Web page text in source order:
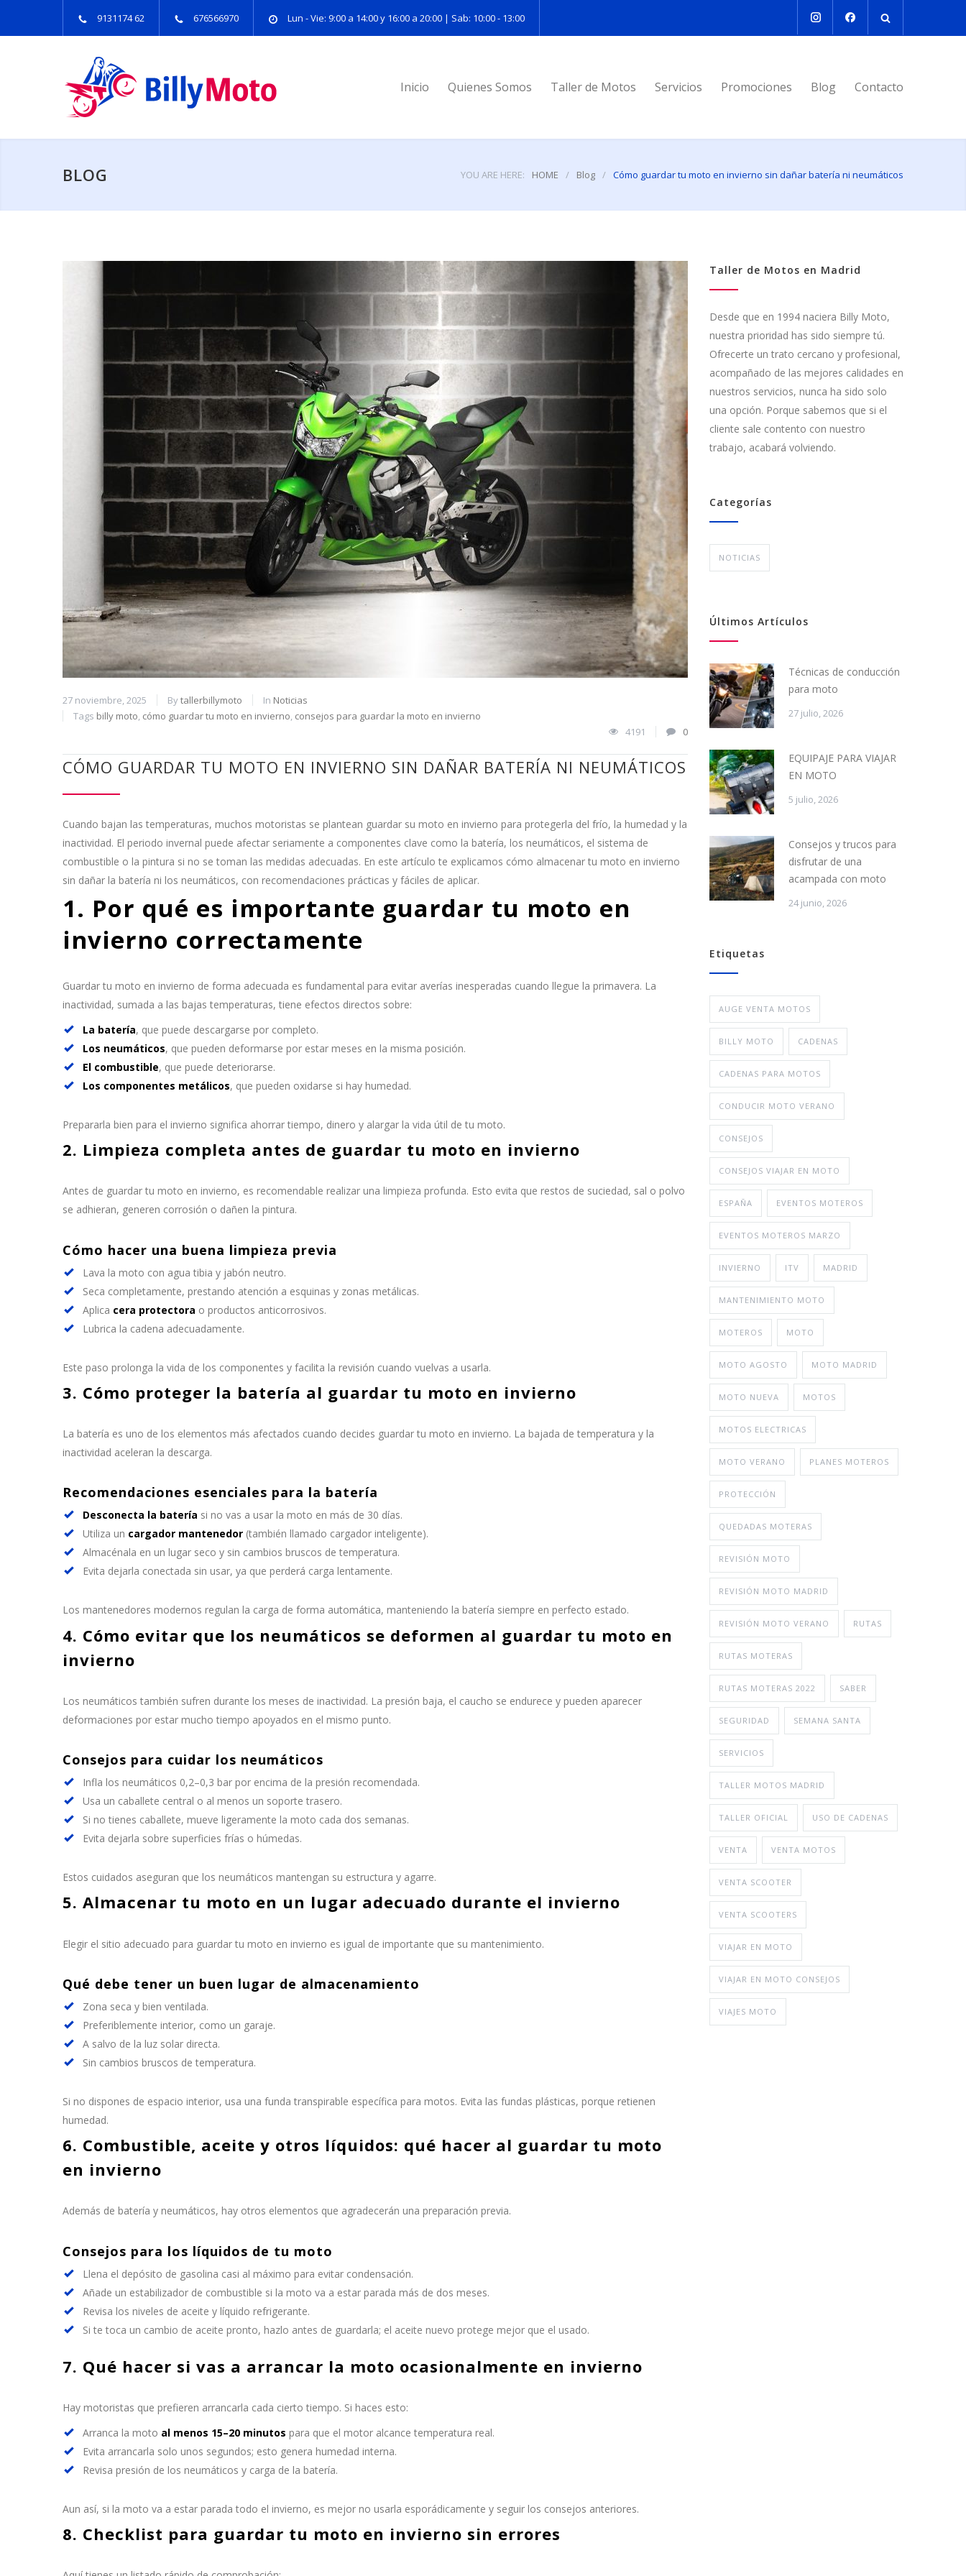
9131174 62 676566970 Lun - Vie: 9:00 a 14:00 y 16:00 a 20:00 | Sab: 10:00 - 13:00
Inicio Quienes Somos Taller de Motos Servicios Promociones Blog Contacto
BLOG YOU ARE HERE: HOME / Blog / Cómo guardar tu moto en invierno sin dañar batería ni neumáticos
27 noviembre, 2025 Bytallerbillymoto In Noticias
Tags billy moto, cómo guardar tu moto en invierno, consejos para guardar la moto en invierno
4191
0
CÓMO GUARDAR TU MOTO EN INVIERNO SIN DAÑAR BATERÍA NI NEUMÁTICOS
Cuando bajan las temperaturas, muchos motoristas se plantean guardar su moto en invierno para protegerla del frío, la humedad y la
inactividad. El periodo invernal puede afectar seriamente a componentes clave como la batería, los neumáticos, el sistema de
combustible o la pintura si no se toman las medidas adecuadas. En este artículo te explicamos cómo almacenar tu moto en invierno
sin dañar la batería ni los neumáticos, con recomendaciones prácticas y fáciles de aplicar.
1. Por qué es importante guardar tu moto en
invierno correctamente
Guardar tu moto en invierno de forma adecuada es fundamental para evitar averías inesperadas cuando llegue la primavera. La
inactividad, sumada a las bajas temperaturas, tiene efectos directos sobre:
La batería, que puede descargarse por completo.
Los neumáticos, que pueden deformarse por estar meses en la misma posición.
El combustible, que puede deteriorarse.
Los componentes metálicos, que pueden oxidarse si hay humedad.
Prepararla bien para el invierno significa ahorrar tiempo, dinero y alargar la vida útil de tu moto.
2. Limpieza completa antes de guardar tu moto en invierno
Antes de guardar tu moto en invierno, es recomendable realizar una limpieza profunda. Esto evita que restos de suciedad, sal o polvo
se adhieran, generen corrosión o dañen la pintura.
Cómo hacer una buena limpieza previa
Lava la moto con agua tibia y jabón neutro.
Seca completamente, prestando atención a esquinas y zonas metálicas.
Aplica cera protectora o productos anticorrosivos.
Lubrica la cadena adecuadamente.
Este paso prolonga la vida de los componentes y facilita la revisión cuando vuelvas a usarla.
3. Cómo proteger la batería al guardar tu moto en invierno
La batería es uno de los elementos más afectados cuando decides guardar tu moto en invierno. La bajada de temperatura y la
inactividad aceleran la descarga.
Recomendaciones esenciales para la batería
Desconecta la batería si no vas a usar la moto en más de 30 días.
Utiliza un cargador mantenedor (también llamado cargador inteligente).
Almacénala en un lugar seco y sin cambios bruscos de temperatura.
Evita dejarla conectada sin usar, ya que perderá carga lentamente.
Los mantenedores modernos regulan la carga de forma automática, manteniendo la batería siempre en perfecto estado.
4. Cómo evitar que los neumáticos se deformen al guardar tu moto en
invierno
Los neumáticos también sufren durante los meses de inactividad. La presión baja, el caucho se endurece y pueden aparecer
deformaciones por estar mucho tiempo apoyados en el mismo punto.
Consejos para cuidar los neumáticos
Infla los neumáticos 0,2–0,3 bar por encima de la presión recomendada.
Usa un caballete central o al menos un soporte trasero.
Si no tienes caballete, mueve ligeramente la moto cada dos semanas.
Evita dejarla sobre superficies frías o húmedas.
Estos cuidados aseguran que los neumáticos mantengan su estructura y agarre.
5. Almacenar tu moto en un lugar adecuado durante el invierno
Elegir el sitio adecuado para guardar tu moto en invierno es igual de importante que su mantenimiento.
Qué debe tener un buen lugar de almacenamiento
Zona seca y bien ventilada.
Preferiblemente interior, como un garaje.
A salvo de la luz solar directa.
Sin cambios bruscos de temperatura.
Si no dispones de espacio interior, usa una funda transpirable específica para motos. Evita las fundas plásticas, porque retienen
humedad.
6. Combustible, aceite y otros líquidos: qué hacer al guardar tu moto
en invierno
Además de batería y neumáticos, hay otros elementos que agradecerán una preparación previa.
Consejos para los líquidos de tu moto
Llena el depósito de gasolina casi al máximo para evitar condensación.
Añade un estabilizador de combustible si la moto va a estar parada más de dos meses.
Revisa los niveles de aceite y líquido refrigerante.
Si te toca un cambio de aceite pronto, hazlo antes de guardarla; el aceite nuevo protege mejor que el usado.
7. Qué hacer si vas a arrancar la moto ocasionalmente en invierno
Hay motoristas que prefieren arrancarla cada cierto tiempo. Si haces esto:
Arranca la moto al menos 15–20 minutos para que el motor alcance temperatura real.
Evita arrancarla solo unos segundos; esto genera humedad interna.
Revisa presión de los neumáticos y carga de la batería.
Aun así, si la moto va a estar parada todo el invierno, es mejor no usarla esporádicamente y seguir los consejos anteriores.
8. Checklist para guardar tu moto en invierno sin errores
Taller de Motos en Madrid
Desde que en 1994 naciera Billy Moto,
nuestra prioridad has sido siempre tú.
Ofrecerte un trato cercano y profesional,
acompañado de las mejores calidades en
nuestros servicios, nunca ha sido solo
una opción. Porque sabemos que si el
cliente sale contento con nuestro
trabajo, acabará volviendo.
Categorías
NOTICIAS
Últimos Artículos
Técnicas de conducción
para moto
27 julio, 2026
EQUIPAJE PARA VIAJAR
EN MOTO
5 julio, 2026
Consejos y trucos para
disfrutar de una
acampada con moto
24 junio, 2026
Etiquetas
AUGE VENTA MOTOS
BILLY MOTO CADENAS
CADENAS PARA MOTOS
CONDUCIR MOTO VERANO
CONSEJOS
CONSEJOS VIAJAR EN MOTO
ESPAÑA EVENTOS MOTEROS
EVENTOS MOTEROS MARZO
INVIERNO ITV MADRID
MANTENIMIENTO MOTO
MOTEROS MOTO
MOTO AGOSTO MOTO MADRID
MOTO NUEVA MOTOS
MOTOS ELECTRICAS
MOTO VERANO PLANES MOTEROS
PROTECCIÓN
QUEDADAS MOTERAS
REVISIÓN MOTO
REVISIÓN MOTO MADRID
REVISIÓN MOTO VERANO RUTAS
RUTAS MOTERAS
RUTAS MOTERAS 2022 SABER
SEGURIDAD SEMANA SANTA
SERVICIOS
TALLER MOTOS MADRID
TALLER OFICIAL USO DE CADENAS
VENTA VENTA MOTOS
VENTA SCOOTER
VENTA SCOOTERS
VIAJAR EN MOTO
VIAJAR EN MOTO CONSEJOS
VIAJES MOTO